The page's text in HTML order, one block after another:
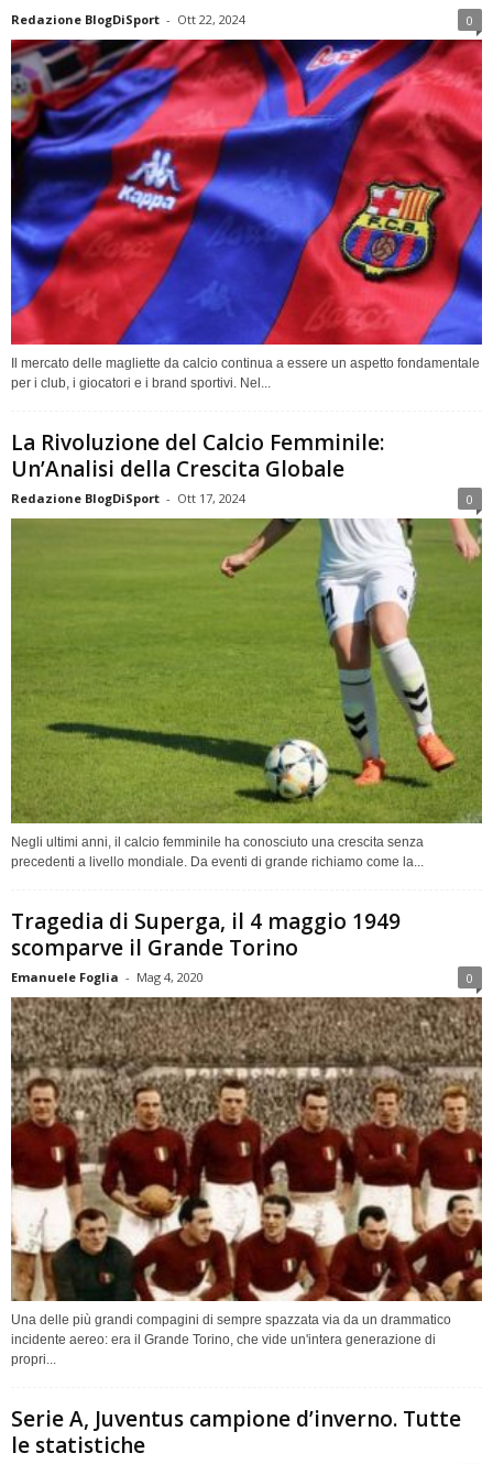
Redazione BlogDiSport - Ott 22, 2024 0
Il mercato delle magliette da calcio continua a essere un aspetto fondamentale
per i club, i giocatori e i brand sportivi. Nel...
La Rivoluzione del Calcio Femminile:
Un’Analisi della Crescita Globale
Redazione BlogDiSport - Ott 17, 2024 0
Negli ultimi anni, il calcio femminile ha conosciuto una crescita senza
precedenti a livello mondiale. Da eventi di grande richiamo come la...
Tragedia di Superga, il 4 maggio 1949
scomparve il Grande Torino
Emanuele Foglia - Mag 4, 2020 0
Una delle più grandi compagini di sempre spazzata via da un drammatico
incidente aereo: era il Grande Torino, che vide un'intera generazione di
propri...
Serie A, Juventus campione d’inverno. Tutte
le statistiche